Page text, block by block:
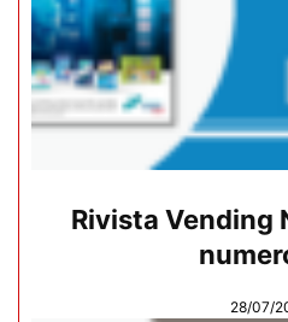
Rivista Vending
28/07/